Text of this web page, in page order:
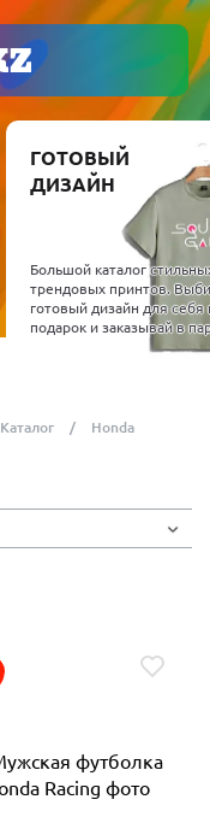
ГОТОВЫЙ
ДИЗАЙН
Большой каталог
трендовых принтов.
готовый дизайн для себя
подарок и заказывай в
Каталог Honda